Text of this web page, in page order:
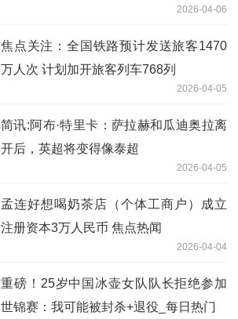
2026-04-06
焦点关注：全国铁路预计发送旅客1470
万人次 计划加开旅客列车768列
2026-04-05
简讯:阿布·特里卡：萨拉赫和瓜迪奥拉离
开后，英超将变得像泰超
2026-04-05
孟连好想喝奶茶店（个体工商户）成立
注册资本3万人民币 焦点热闻
2026-04-04
重磅！25岁中国冰壶女队队长拒绝参加
世锦赛：我可能被封杀+退役_每日热门